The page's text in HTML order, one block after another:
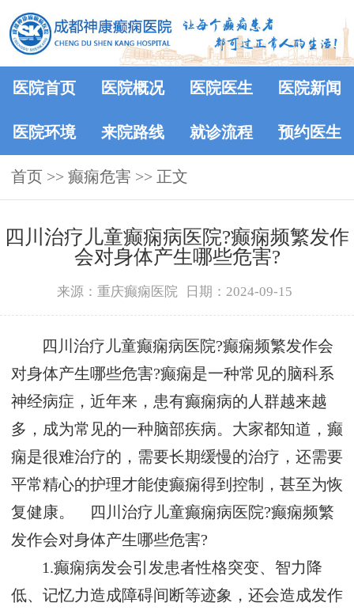
医院首页 医院概况 医院医生 医院新闻
医院环境 来院路线 就诊流程 预约医生
首页 >> 癫痫危害 >> 正文
四川治疗儿童癫痫病医院?癫痫频繁发作
会对身体产生哪些危害?
来源：重庆癫痫医院 日期：2024-09-15
四川治疗儿童癫痫病医院?癫痫频繁发作会
对身体产生哪些危害?癫痫是一种常见的脑科系
神经病症，近年来，患有癫痫病的人群越来越
多，成为常见的一种脑部疾病。大家都知道，癫
痫是很难治疗的，需要长期缓慢的治疗，还需要
平常精心的护理才能使癫痫得到控制，甚至为恢
复健康。 四川治疗儿童癫痫病医院?癫痫频繁
发作会对身体产生哪些危害?
1.癫痫病发会引发患者性格突变、智力降
低、记忆力造成障碍间断等迹象，还会造成发作